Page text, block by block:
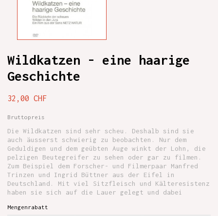
Wildkatzen - eine haarige
Geschichte
32,00 CHF
Bruttopreis
Die Wildkatzen sind sehr scheu. Deshalb sind sie
auch äusserst schwierig zu beobachten. Nur dem
Geduldigen und dem geübten Auge winkt der Lohn, die
pelzigen Beutegreifer zu sehen oder gar zu filmen.
Zum Beispiel dem Forscher- und Filmerpaar Manfred
Trinzen und Ingrid Büttner aus der Eifel in
Deutschland. Mit viel Sitzfleisch und Kälteresistenz
haben sie sich auf die Lauer gelegt und dabei
Mengenrabatt